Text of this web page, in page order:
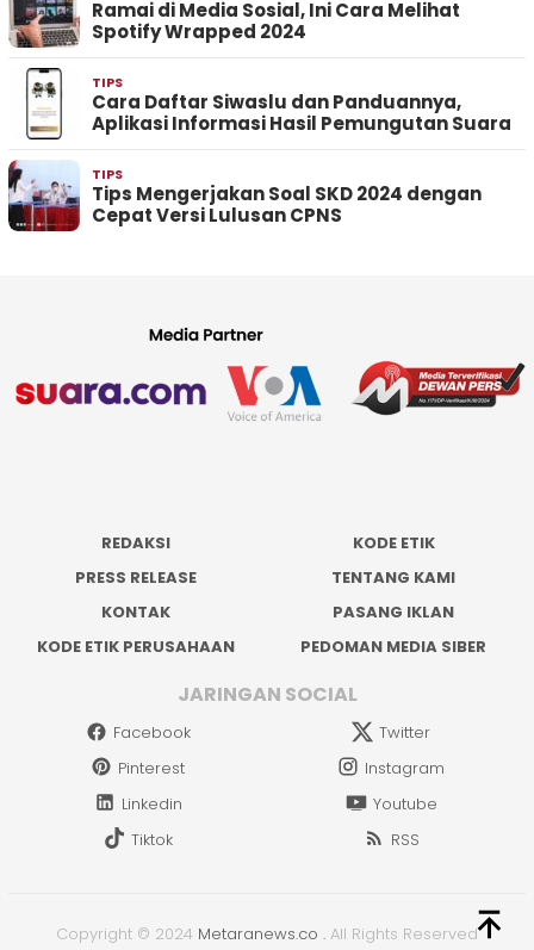
Ramai di Media Sosial, Ini Cara Melihat
Spotify Wrapped 2024
TIPS
Cara Daftar Siwaslu dan Panduannya,
Aplikasi Informasi Hasil Pemungutan Suara
TIPS
Tips Mengerjakan Soal SKD 2024 dengan
Cepat Versi Lulusan CPNS
REDAKSI
KODE ETIK
PRESS RELEASE
TENTANG KAMI
KONTAK
PASANG IKLAN
KODE ETIK PERUSAHAAN
PEDOMAN MEDIA SIBER
JARINGAN SOCIAL
Facebook
Twitter
Pinterest
Instagram
Linkedin
Youtube
Tiktok
RSS
Copyright © 2024 Metaranews.co . All Rights Reserved